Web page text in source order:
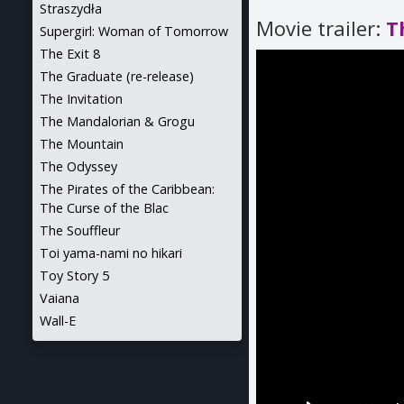
Movie trailer:
Straszydła
Supergirl: Woman of Tomorrow
The Exit 8
The Graduate (re-release)
The Invitation
The Mandalorian & Grogu
The Mountain
The Odyssey
The Pirates of the Caribbean:
The Curse of the Blac
The Souffleur
Toi yama-nami no hikari
Toy Story 5
Vaiana
Wall-E